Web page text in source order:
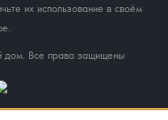
их использование в своём
Все права защищены